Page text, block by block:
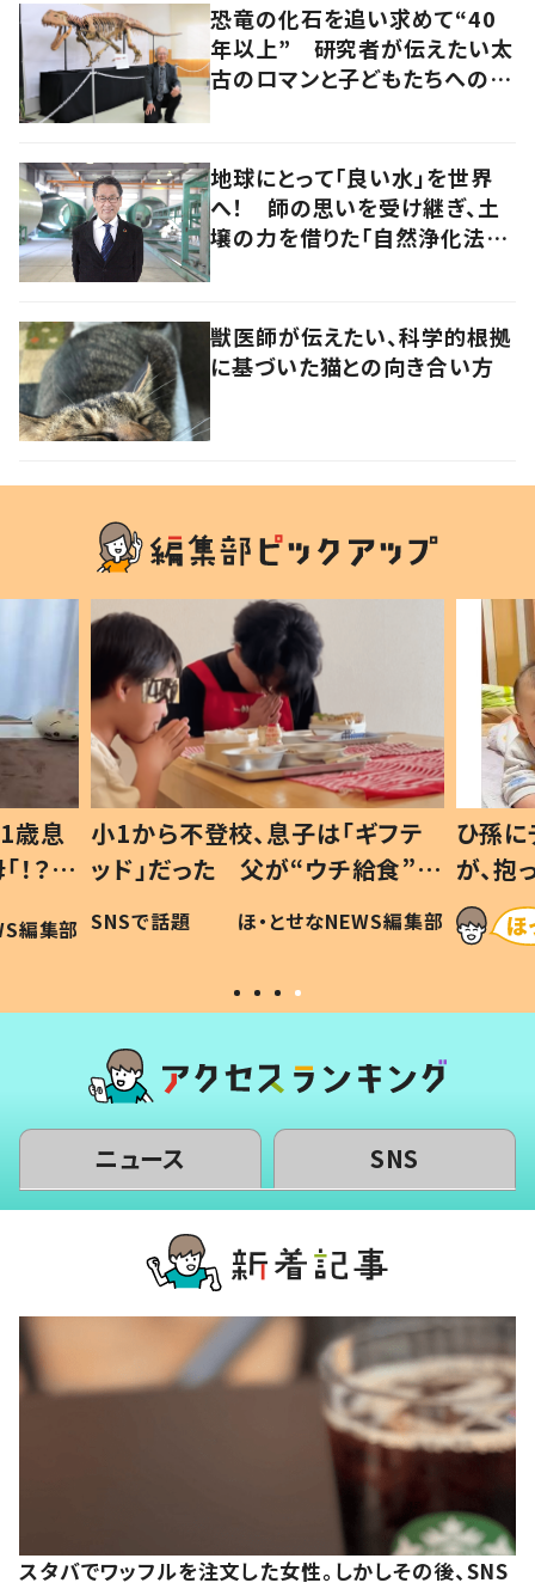
恐竜の化石を追い求めて“40
年以上” 研究者が伝えたい太
古のロマンと子どもたちへのメ
地球にとって「良い水」を世界
へ！ 師の思いを受け継ぎ、土
壌の力を借りた「自然浄化法」
獣医師が伝えたい、科学的根拠
に基づいた猫との向き合い方
歳息
？」
編集部
小1から不登校、息子は「ギフテ
ッド」だった 父が“ウチ給食”を
作り続ける理由とは #令和の親
#令和の子
SNSで話題 ほ・とせなNEWS編集部
ひ孫
が、
「涙が
い」
ニュース SNS
スタバでワッフルを注文した女性。しかしその後、SNS